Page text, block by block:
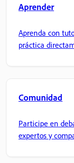
Aprender
Aprenda con
práctica
Comunidad
Participe en
expertos y